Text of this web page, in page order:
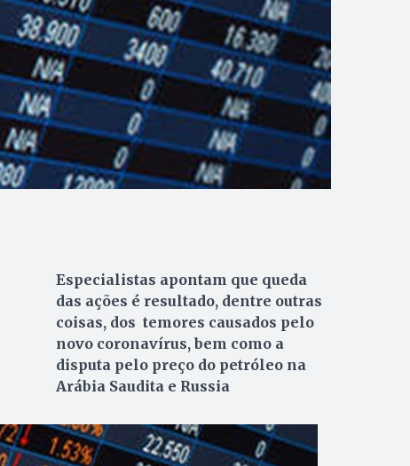
Especialistas apontam que queda
das ações é resultado, dentre outras
coisas, dos temores causados pelo
novo coronavírus, bem como a
disputa pelo preço do petróleo na
Arábia Saudita e Russia